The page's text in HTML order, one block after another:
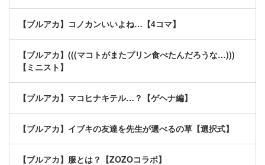
【ブルアカ】コノカンいいよね…【4コマ】
【ブルアカ】(((マコトがまたプリン食べたんだろうな…)))
【ミニスト】
【ブルアカ】マコヒナキテル…？【ゲヘナ編】
【ブルアカ】イブキの友達を先生が選べるの草【選択式】
【ブルアカ】服とは？【ZOZOコラボ】